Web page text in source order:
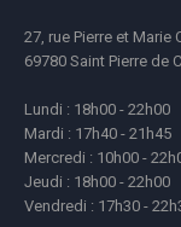
27, rue Pierre et Marie
69780 Saint Pierre de
Lundi : 18h00 - 22h00
Mardi : 17h40 - 21h45
Mercredi : 10h00 -
Jeudi : 18h00 - 22h00
Vendredi : 17h30 -